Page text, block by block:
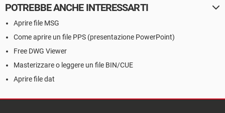
POTREBBE ANCHE INTERESSARTI
Aprire file MSG
Come aprire un file PPS (presentazione PowerPoint)
Free DWG Viewer
Masterizzare o leggere un file BIN/CUE
Aprire file dat